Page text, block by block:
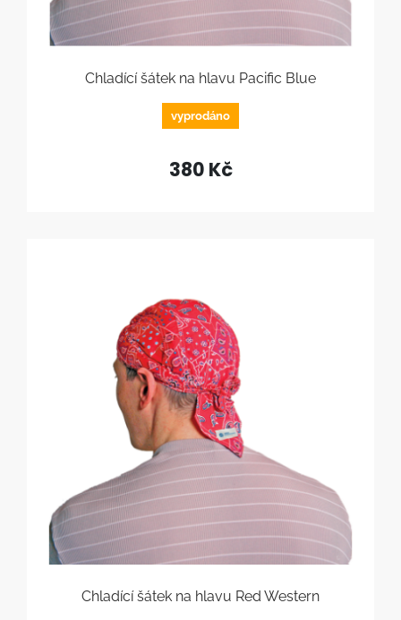
Chladící šátek na hlavu Pacific Blue
vyprodáno
380 Kč
Chladící šátek na hlavu Red Western